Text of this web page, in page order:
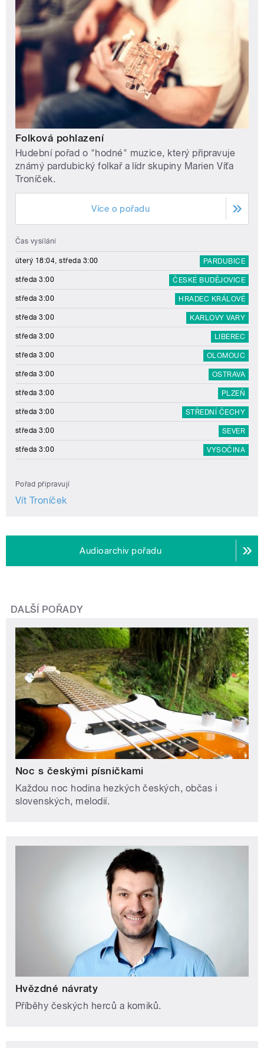
Folková pohlazení
Hudební pořad o "hodné" muzice, který připravuje
známý pardubický folkař a lídr skupiny Marien Víťa
Troníček.
Více o pořadu
Čas vysílání
úterý 18:04, středa 3:00 PARDUBICE
středa 3:00 ČESKÉ BUDĚJOVICE
středa 3:00 HRADEC KRÁLOVÉ
středa 3:00 KARLOVY VARY
středa 3:00 LIBEREC
středa 3:00 OLOMOUC
středa 3:00 OSTRAVA
středa 3:00 PLZEŇ
středa 3:00 STŘEDNÍ ČECHY
středa 3:00 SEVER
středa 3:00 VYSOČINA
Pořad připravují
Vít Troníček
Audioarchiv pořadu
DALŠÍ POŘADY
Noc s českými písničkami
Každou noc hodina hezkých českých, občas i
slovenských, melodií.
Hvězdné návraty
Příběhy českých herců a komiků.